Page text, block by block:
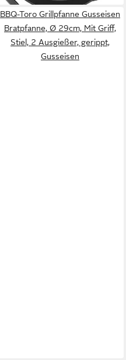
BBQ-Toro Grillpfanne Gusseisen
Bratpfanne, Ø 29cm, Mit Griff,
Stiel, 2 Ausgießer, gerippt,
Gusseisen